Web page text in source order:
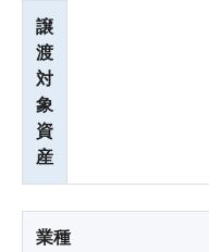
譲
渡
対
象
資
産
業種